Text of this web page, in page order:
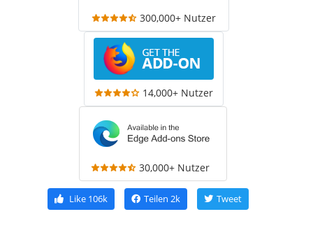
300,000+ Nutzer
14,000+ Nutzer
30,000+ Nutzer
Like 106k Teilen 2k Tweet